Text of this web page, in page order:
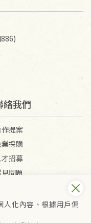
絡我們
提案
業採購
才招募
見問題
化內容、根據用戶偏